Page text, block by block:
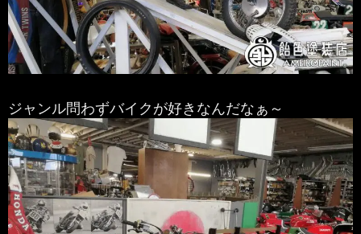
ジャンル問わずバイクが好きなんだなぁ～